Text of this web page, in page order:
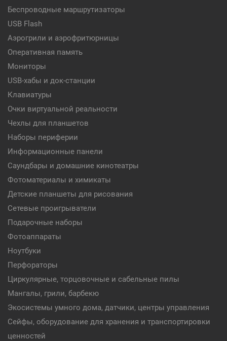
Беспроводные маршрутизаторы
USB Flash
Аэрогрили и аэрофритюрницы
Оперативная память
Мониторы
USB-хабы и док-станции
Клавиатуры
Очки виртуальной реальности
Чехлы для планшетов
Наборы периферии
Информационные панели
Саундбары и домашние кинотеатры
Фотоматериалы и химикаты
Детские планшеты для рисования
Сетевые проигрыватели
Подарочные наборы
Фотоаппараты
Ноутбуки
Перфораторы
Циркулярные, торцовочные и сабельные пилы
Мангалы, грили, барбекю
Экосистемы умного дома, датчики, центры управления
Сейфы, оборудование для хранения и транспортировки
ценностей